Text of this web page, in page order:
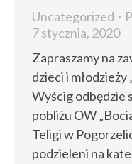
Uncategorized
7 stycznia, 2020
Zapraszamy na
dzieci i młodzieży
Wyścig odbędzie
pobliżu OW
Teligi w
podzieleni na